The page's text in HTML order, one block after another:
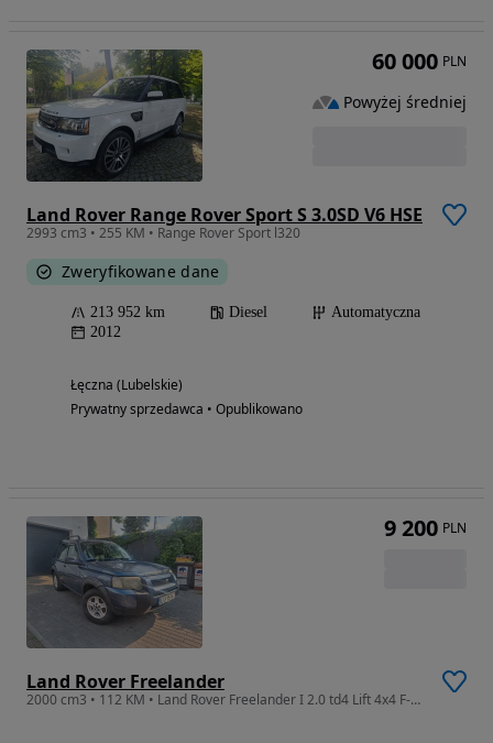
Land Rover Range Rover Sport S 3.0SD V6 HSE
2993 cm3 • 255 KM • Range Rover Sport l320
Zweryfikowane dane
213 952 km Diesel
Automatyczna
2012
Łęczna (Lubelskie)
Prywatny sprzedawca • Opublikowano
60 000 PLN
Powyżej średniej
Land Rover Freelander
2000 cm3 • 112 KM • Land Rover Freelander I 2.0 td4 Lift 4x4 F-vat
9 200 PLN